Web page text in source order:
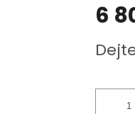
6
cena: